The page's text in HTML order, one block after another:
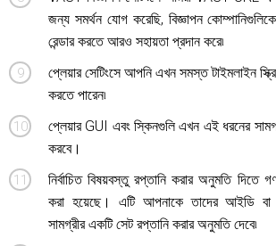
জন্য সমর্থন যোগ করেছি, বিজ্ঞাপন
রেন্ডার করতে আরও সহায়তা প্রদান করে৷
প্লেয়ার সেটিংসে আপনি এখন সমস্ত টাইমলাইন
করতে পারেন৷
প্লেয়ার GUI এবং স্কিনগুলি এখন এই ধরনের
করবে।
নির্বাচিত বিষয়বস্তু রপ্তানি করার অনুমতি দিতে
করা হয়েছে। এটি আপনাকে তাদের আইডি বা
সামগ্রীর একটি সেট রপ্তানি করার অনুমতি দেবে৷